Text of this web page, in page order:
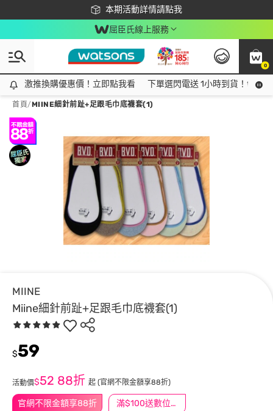
本期活動詳情請點我
下載app最高回饋$350
屈臣氏線上服務
0
激推換購優惠價！立即點我看
激推換購優惠價！立即點我看 下單選閃電送 1小時到貨！領神
首頁/MIINE細針前趾+足跟毛巾底襪套(1)
MIINE
Miine細針前趾+足跟毛巾底襪套(1)
官網不限金額享88折 滿$100送數位印花
$59
活動價$52 88折 起 (官網不限金額享88折)